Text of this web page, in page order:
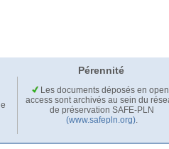
Pérennité
Les documents déposés en
access sont archivés au sein du
de préservation SAFE-PLN
(www.safepln.org).